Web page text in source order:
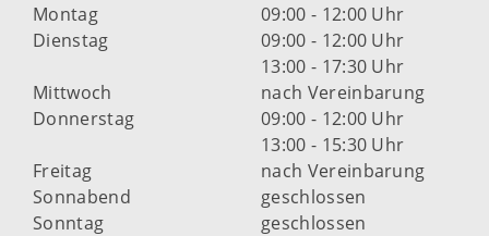
Montag
09:00 - 12:00 Uhr
Dienstag
09:00 - 12:00 Uhr
13:00 - 17:30 Uhr
Mittwoch
nach Vereinbarung
Donnerstag
09:00 - 12:00 Uhr
13:00 - 15:30 Uhr
Freitag
nach Vereinbarung
Sonnabend
geschlossen
Sonntag
geschlossen